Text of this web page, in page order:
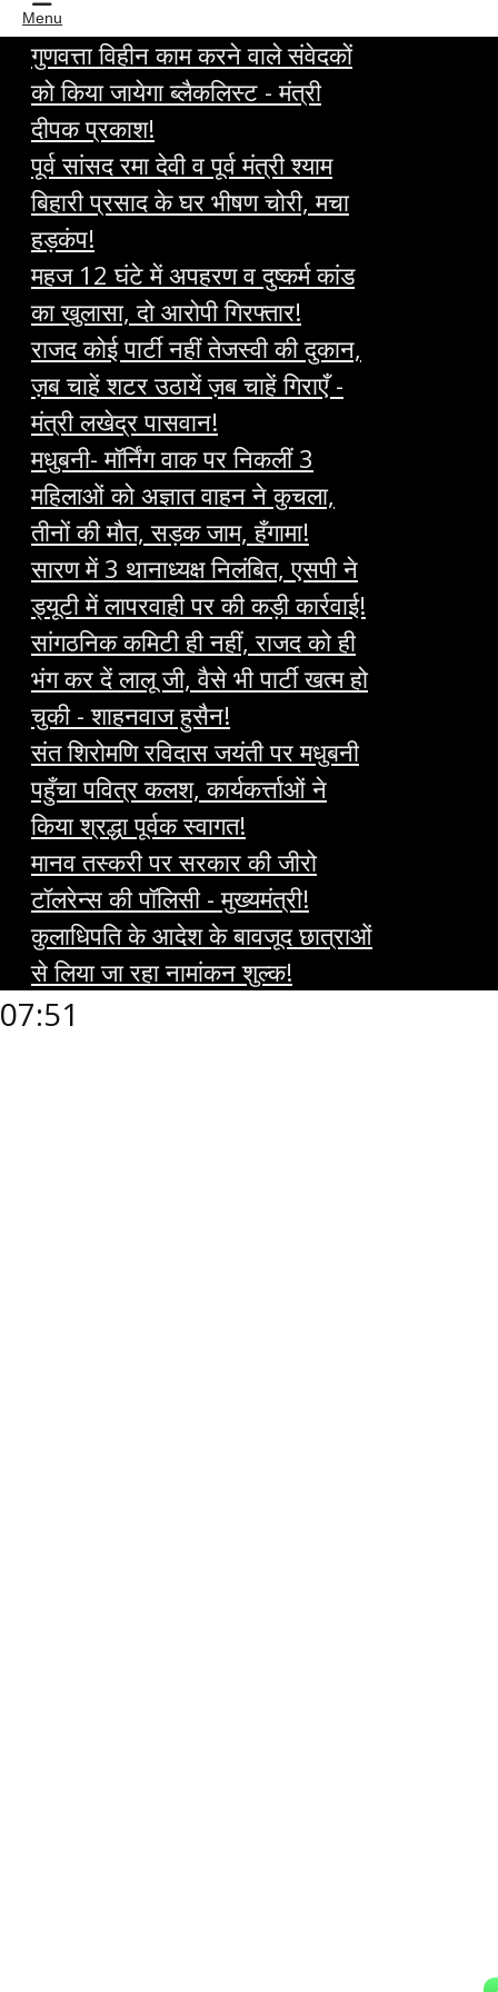
Menu
गुणवत्ता विहीन काम करने वाले संवेदकों
को किया जायेगा ब्लैकलिस्ट - मंत्री
दीपक प्रकाश!
पूर्व सांसद रमा देवी व पूर्व मंत्री श्याम
बिहारी प्रसाद के घर भीषण चोरी, मचा
हड़कंप!
महज 12 घंटे में अपहरण व दुष्कर्म कांड
का खुलासा, दो आरोपी गिरफ्तार!
राजद कोई पार्टी नहीं तेजस्वी की दुकान,
ज़ब चाहें शटर उठायें ज़ब चाहें गिराएँ -
मंत्री लखेद्र पासवान!
मधुबनी- मॉर्निंग वाक पर निकलीं 3
महिलाओं को अज्ञात वाहन ने कुचला,
तीनों की मौत, सड़क जाम, हँगामा!
सारण में 3 थानाध्यक्ष निलंबित, एसपी ने
ड्यूटी में लापरवाही पर की कड़ी कार्रवाई!
सांगठनिक कमिटी ही नहीं, राजद को ही
भंग कर दें लालू जी, वैसे भी पार्टी खत्म हो
चुकी - शाहनवाज हुसैन!
संत शिरोमणि रविदास जयंती पर मधुबनी
पहुँचा पवित्र कलश, कार्यकर्त्ताओं ने
किया श्रद्धा पूर्वक स्वागत!
मानव तस्करी पर सरकार की जीरो
टॉलरेन्स की पॉलिसी - मुख्यमंत्री!
कुलाधिपति के आदेश के बावजूद छात्राओं
से लिया जा रहा नामांकन शुल्क!
07:51